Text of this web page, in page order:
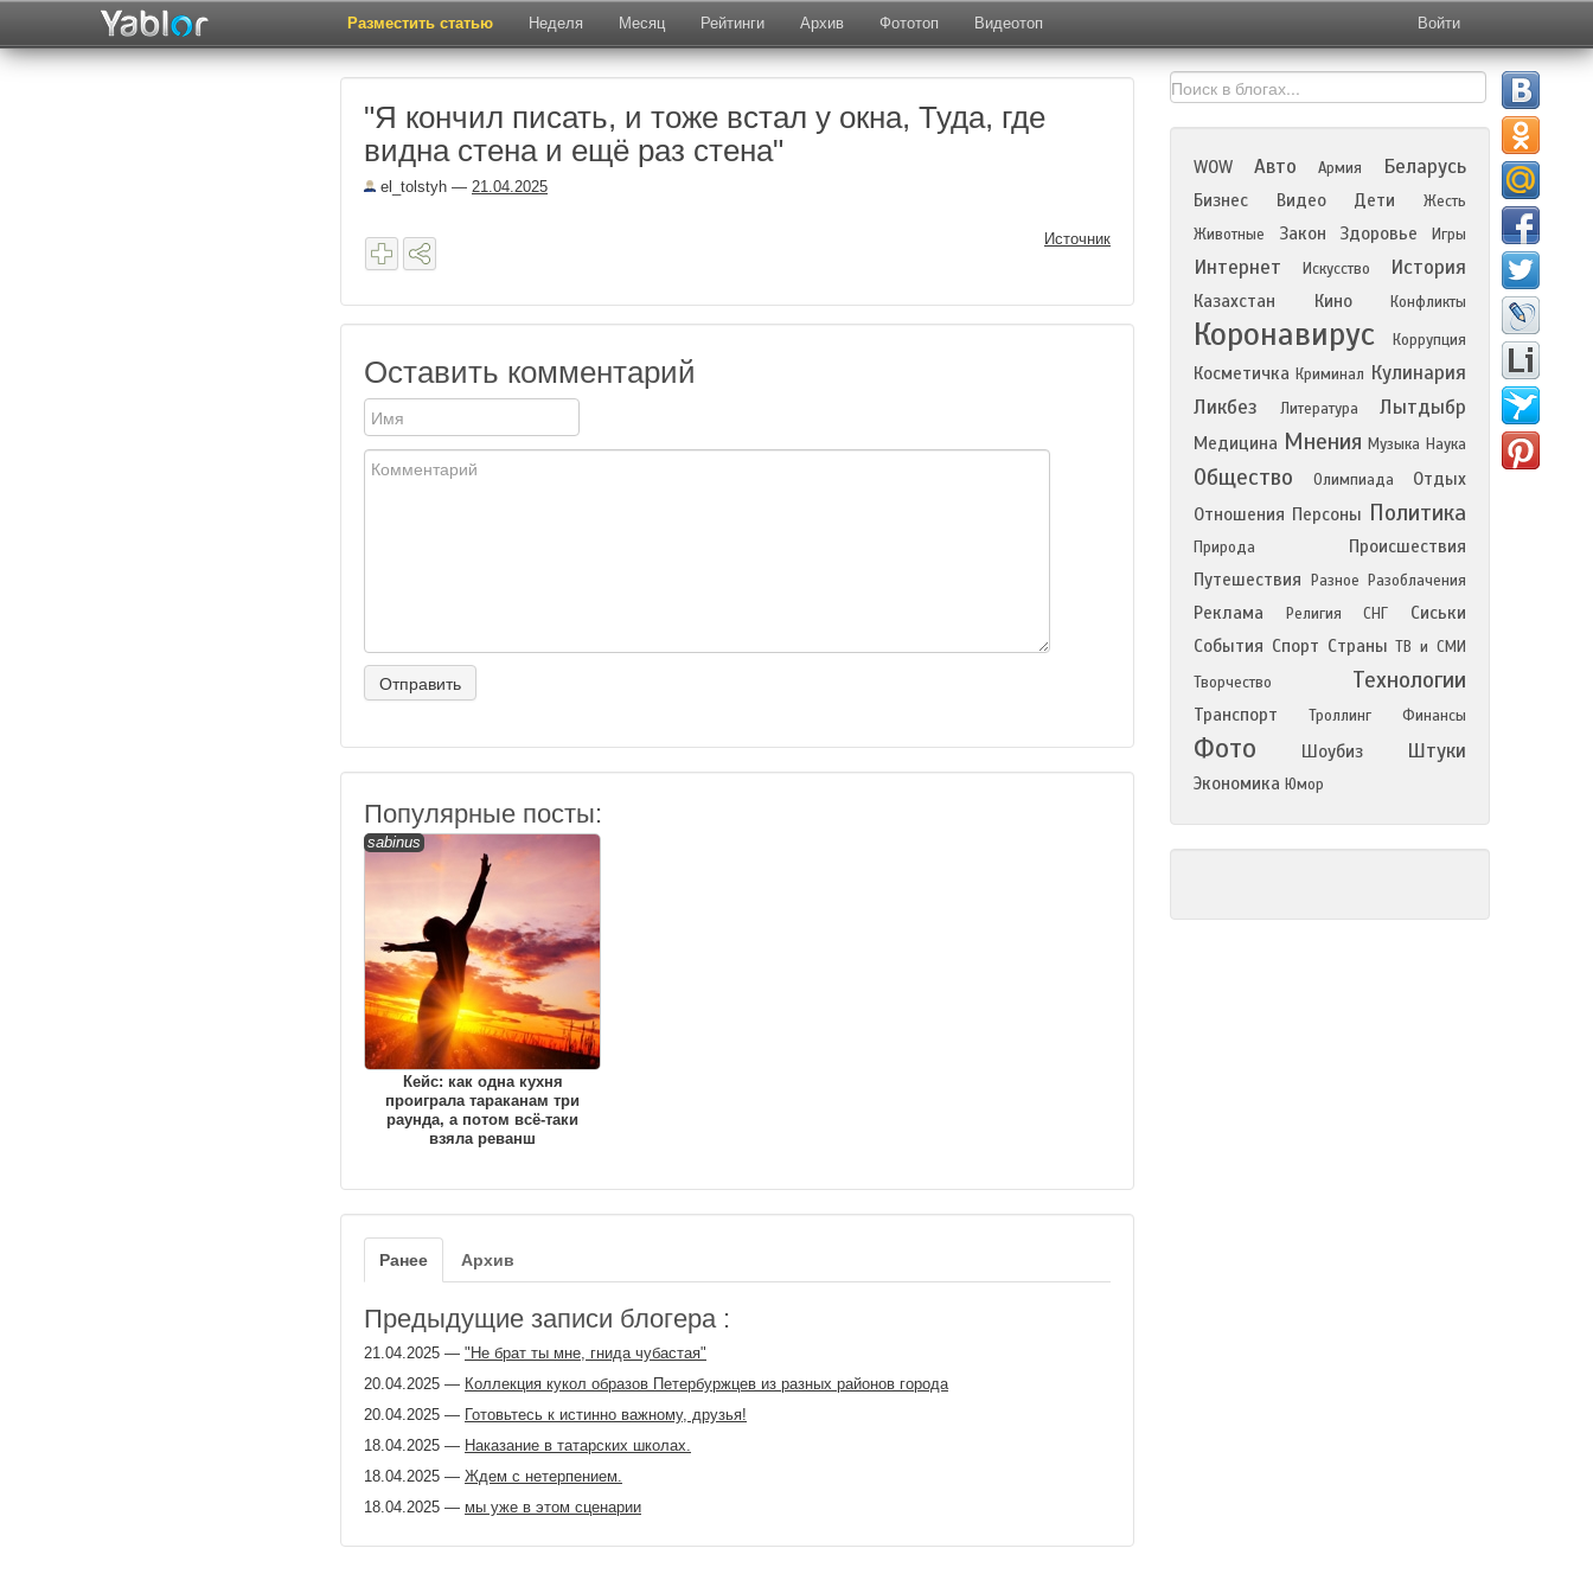
Разместить статью Неделя Месяц Рейтинги Архив Фототоп Видеотоп Войти
"Я кончил писать, и тоже встал у окна, Туда, где
видна стена и ещё раз стена"
el_tolstyh — 21.04.2025
Источник
Оставить комментарий
Популярные посты:
sabinus
Кейс: как одна кухня
проиграла тараканам три
раунда, а потом всё-таки
взяла реванш
Ранее Архив
Предыдущие записи блогера :
21.04.2025 — "Не брат ты мне, гнида чубастая"
20.04.2025 — Коллекция кукол образов Петербуржцев из разных районов города
20.04.2025 — Готовьтесь к истинно важному, друзья!
18.04.2025 — Наказание в татарских школах.
18.04.2025 — Ждем с нетерпением.
18.04.2025 — мы уже в этом сценарии
WOW Авто Армия Беларусь
Бизнес Видео Дети
Жесть
Животные
Закон Здоровье Игры
Интернет Искусство История
Казахстан Кино Конфликты
Коронавирус Коррупция
Косметичка Криминал Кулинария
Ликбез
Литература Лытдыбр
Медицина Мнения Музыка Наука
Общество Олимпиада
Отдых
Отношения Персоны Политика
Природа
Происшествия
Путешествия
Разное Разоблачения
Реклама Религия СНГ
Сиськи
События Спорт Страны ТВ и СМИ
Творчество
Технологии
Транспорт Троллинг Финансы
Фото Шоубиз Штуки
Экономика Юмор